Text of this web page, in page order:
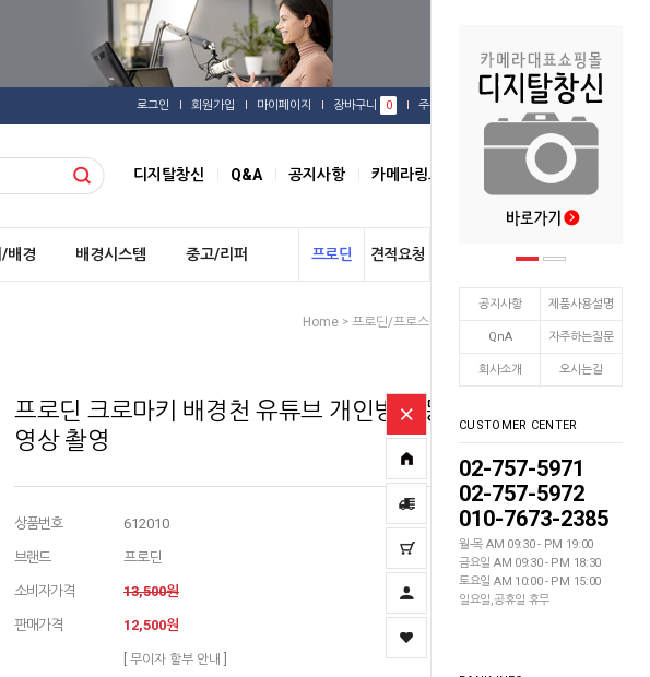
공지사항 제품사용설명
QnA 자주하는질문
회사소개 오시는길
CUSTOMER CENTER
02-757-5971
02-757-5972
010-7673-2385
월-목 AM 09:30 - PM 19:00
금요일 AM 09:30 - PM 18:30
토요일 AM 10:00 - PM 15:00
일요일,공휴일 휴무
로그인 회원가입 마이페이지 장바구니 0 주문배송 관심상품
디지탈창신 Q&A 공지사항 카메라링크
배경 배경시스템 중고/리퍼 프로딘 견적요청
Home > 프로딘/프로스팟
프로딘 크로마키 배경천 유튜브 개인방송 동
영상 촬영
상품번호 612010
브랜드 프로딘
소비자가격 13,500원
판매가격 12,500원
[ 무이자 할부 안내 ]